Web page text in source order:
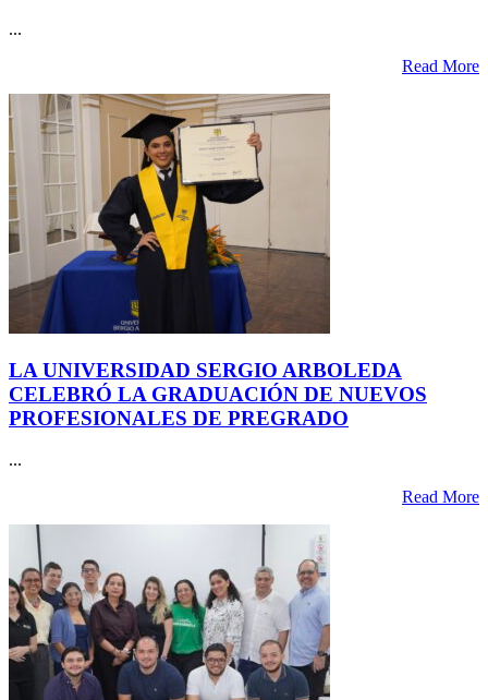
...
Read More
LA UNIVERSIDAD SERGIO ARBOLEDA
CELEBRÓ LA GRADUACIÓN DE NUEVOS
PROFESIONALES DE PREGRADO
...
Read More